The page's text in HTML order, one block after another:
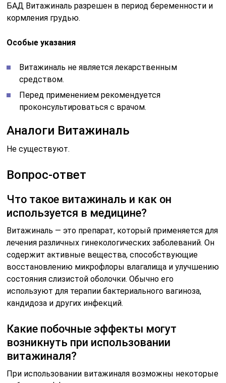
БАД Витажиналь разрешен в период беременности и
кормления грудью.
Особые указания
Витажиналь не является лекарственным
средством.
Перед применением рекомендуется
проконсультироваться с врачом.
Аналоги Витажиналь
Не существуют.
Вопрос-ответ
Что такое витажиналь и как он
используется в медицине?
Витажиналь — это препарат, который применяется для
лечения различных гинекологических заболеваний. Он
содержит активные вещества, способствующие
восстановлению микрофлоры влагалища и улучшению
состояния слизистой оболочки. Обычно его
используют для терапии бактериального вагиноза,
кандидоза и других инфекций.
Какие побочные эффекты могут
возникнуть при использовании
витажиналя?
При использовании витажиналя возможны некоторые